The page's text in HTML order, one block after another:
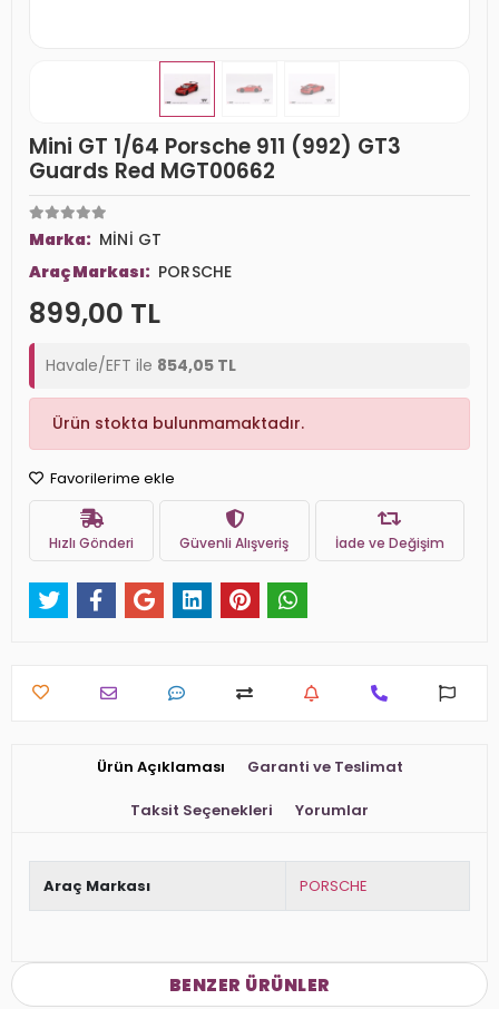
Mini GT 1/64 Porsche 911 (992) GT3
Guards Red MGT00662
Marka: MİNİ GT
Araç Markası: PORSCHE
899,00 TL
Havale/EFT ile 854,05 TL
Ürün stokta bulunmamaktadır.
Favorilerime ekle
Hızlı Gönderi Güvenli Alışveriş İade ve Değişim
Ürün Açıklaması Garanti ve Teslimat
Taksit Seçenekleri Yorumlar
Araç Markası PORSCHE
BENZER ÜRÜNLER